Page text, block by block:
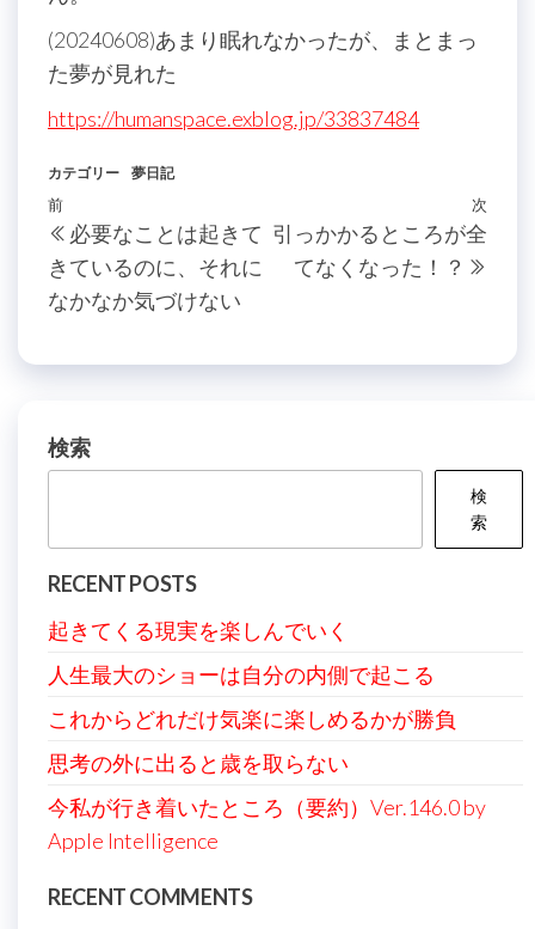
(20240608)あまり眠れなかったが、まとまっ
た夢が見れた
https://humanspace.exblog.jp/33837484
カテゴリー 夢日記
投
稿
ナ
ゲ
シ
ョ
過
去
の
投
前
必要なことは起きて
きているのに、それに
なかなか気づけない
次
次
引っかかるところが全
てなくなった！？
検索
検
索
RECENT POSTS
起きてくる現実を楽しんでいく
人生最大のショーは自分の内側で起こる
これからどれだけ気楽に楽しめるかが勝負
思考の外に出ると歳を取らない
今私が行き着いたところ（要約）Ver.146.0 by
Apple Intelligence
RECENT COMMENTS